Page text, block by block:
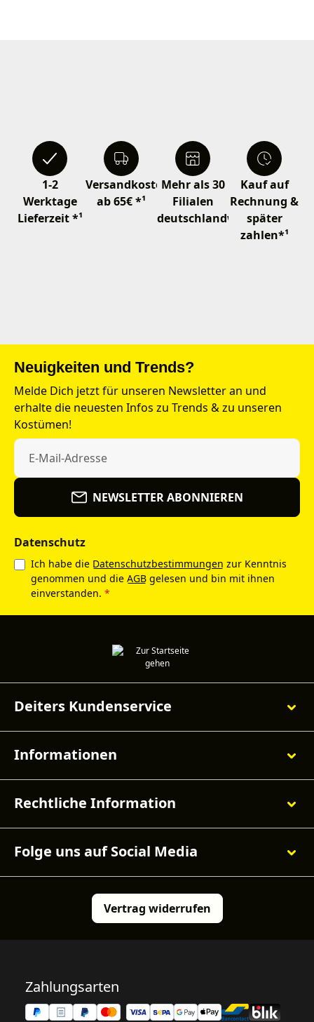
1-2
Werktage
Lieferzeit *¹
Versandkostenfrei
ab 65€ *¹
Mehr als 30
Filialen
deutschlandweit
Kauf auf
Rechnung &
später
zahlen*¹
Neuigkeiten und Trends?
Melde Dich jetzt für unseren Newsletter an und
erhalte die neuesten Infos zu Trends & zu unseren
Kostümen!
NEWSLETTER ABONNIEREN
Datenschutz
Ich habe die Datenschutzbestimmungen zur Kenntnis
genommen und die AGB gelesen und bin mit ihnen
einverstanden. *
Deiters Kundenservice
Informationen
Rechtliche Information
Folge uns auf Social Media
Vertrag widerrufen
Zahlungsarten